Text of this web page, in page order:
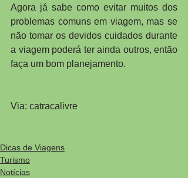
Agora já sabe como evitar muitos dos
problemas comuns em viagem, mas se
não tomar os devidos cuidados durante
a viagem poderá ter ainda outros, então
faça um bom planejamento.
Via: catracalivre
Dicas de Viagens
Turismo
Notícias